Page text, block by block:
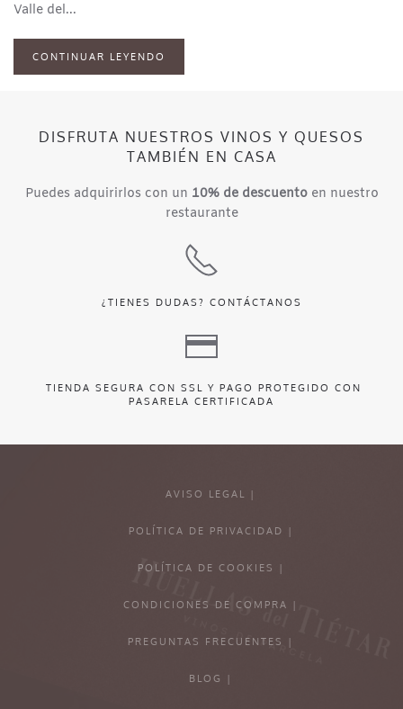
Valle del...
CONTINUAR LEYENDO
DISFRUTA NUESTROS VINOS Y QUESOS
TAMBIÉN EN CASA
Puedes adquirirlos con un 10% de descuentoen nuestro
restaurante
¿TIENES DUDAS? CONTÁCTANOS
TIENDA SEGURA CON SSL Y PAGO PROTEGIDO CON
PASARELA CERTIFICADA
AVISO LEGAL |
POLÍTICA DE PRIVACIDAD |
POLÍTICA DE COOKIES |
CONDICIONES DE COMPRA |
PREGUNTAS FRECUENTES |
BLOG |